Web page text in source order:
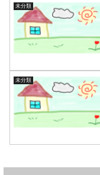
未分類
未分類